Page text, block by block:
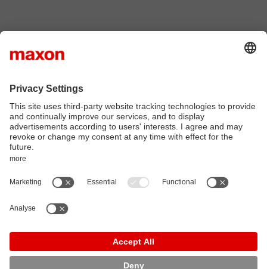
有关我们如何使用您的数据的更多信息，请参阅我们的隐私政
立即订阅
* 必需的
版本说明